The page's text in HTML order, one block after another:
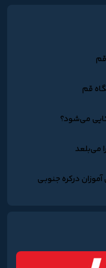
قم
می‌شود؟
می‌بلعد
درکره جنوبـی